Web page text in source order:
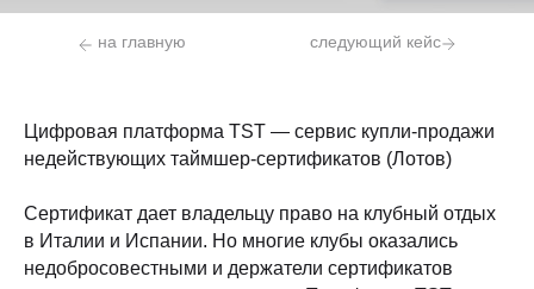
следующий кейс
на главную
Цифровая платформа TST — сервис купли-продажи
недействующих таймшер-сертификатов (Лотов)
Сертификат дает владельцу право на клубный отдых
в Италии и Испании. Но многие клубы оказались
недобросовестными и держатели сертификатов